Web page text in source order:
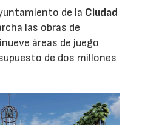
de la Ciudad
las obras de
áreas de juego
de dos millones